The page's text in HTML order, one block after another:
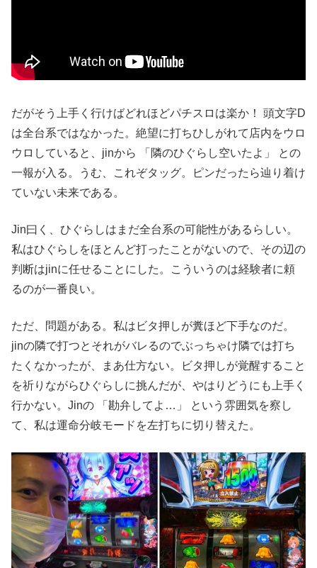
だがそう上手く行けばどれほどパチスロは楽か！ 頭文字D
は全台系ではなかった。絶望に打ちひしがれて店内をウロ
ウロしていると、jinから 「隣のひぐらし空いたよ」 との
一報が入る。うむ、これぞタッグ。ピンだったら辿り着け
ていない未来である。
Jin曰く、ひぐらしはまだ全台系の可能性があるらしい。
私はひぐらしをほとんど打ったことがないので、その辺の
判断はjinに任せることにした。こういうのは経験者に頼
るのが一番良い。
ただ、問題がある。私はビタ押しが糞ほど下手なのだ。
jinの隣で打つとそれがバレるのでぶっちゃけ隣では打ち
たくなかったが、まあ仕方ない。ビタ押しが覚醒すること
を祈りながらひぐらしに挑んだが、やはりどうにも上手く
行かない。Jinの 「勘弁してよ…」 という雰囲気を察し
て、私は運命分岐モードを左打ちに切り替えた。